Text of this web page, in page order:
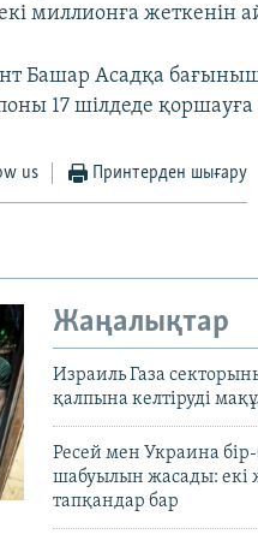
миллионға жеткенін
Башар Асадқа
17 шілдеде қоршауға
us Принтерден шығару
Жаңалықтар
Израиль Газа
қалпына келтіруді
Ресей мен Украина бір-
шабуылын жасады: екі
тапқандар бар